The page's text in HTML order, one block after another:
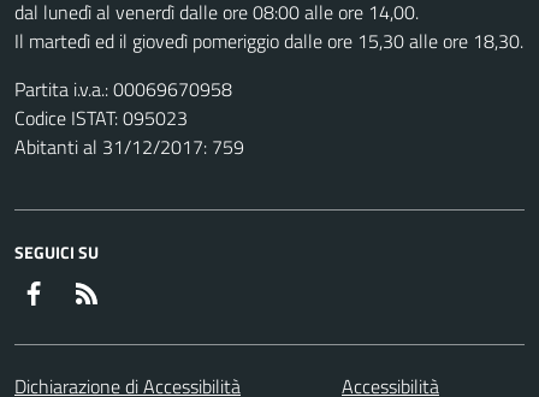
dal lunedì al venerdì dalle ore 08:00 alle ore 14,00.
Il martedì ed il giovedì pomeriggio dalle ore 15,30 alle ore 18,30.
Partita i.v.a.: 00069670958
Codice ISTAT: 095023
Abitanti al 31/12/2017: 759
SEGUICI SU
Facebook
Dichiarazione di Accessibilità Accessibilità